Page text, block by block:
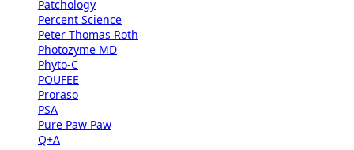
Patchology
Percent Science
Peter Thomas Roth
Photozyme MD
Phyto-C
POUFEE
Proraso
PSA
Pure Paw Paw
Q+A